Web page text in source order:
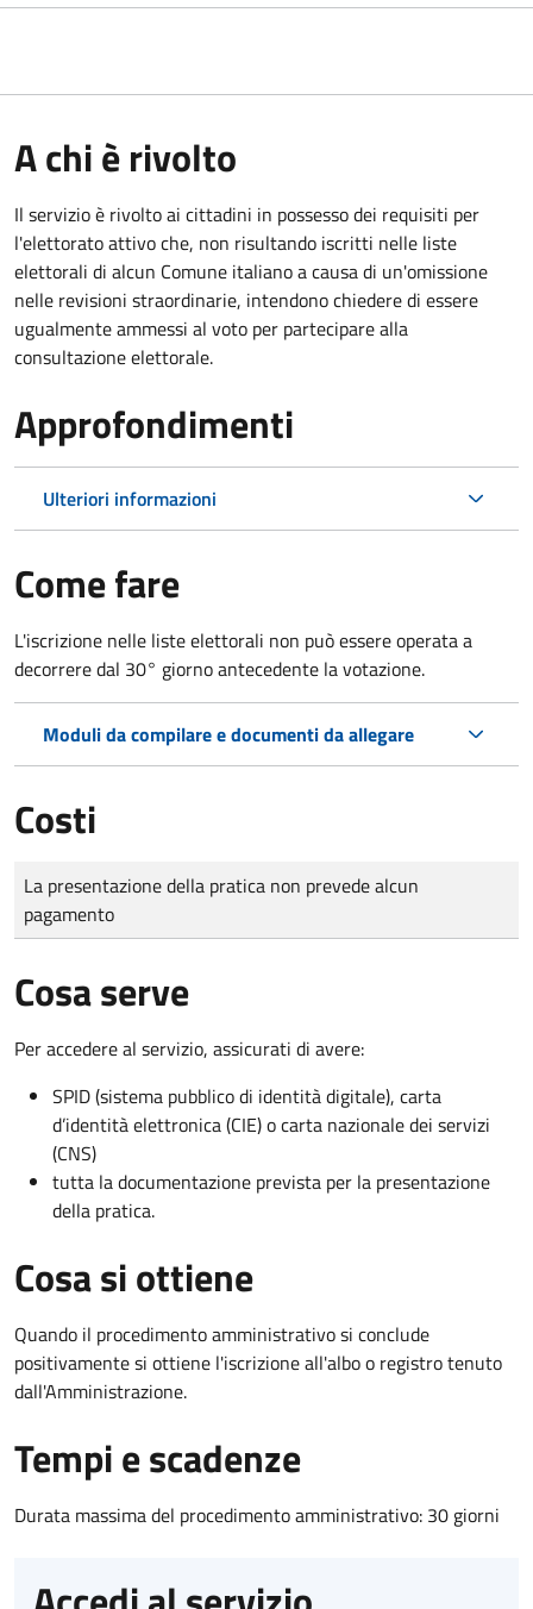
A chi è rivolto
Il servizio è rivolto ai cittadini in possesso dei requisiti per
l'elettorato attivo che, non risultando iscritti nelle liste
elettorali di alcun Comune italiano a causa di un'omissione
nelle revisioni straordinarie, intendono chiedere di essere
ugualmente ammessi al voto per partecipare alla
consultazione elettorale.
Approfondimenti
Ulteriori informazioni
Come fare
L'iscrizione nelle liste elettorali non può essere operata a
decorrere dal 30° giorno antecedente la votazione.
Moduli da compilare e documenti da allegare
Costi
Tipo di pagamento
Importo
La presentazione della pratica non prevede alcun
pagamento
Cosa serve
Per accedere al servizio, assicurati di avere:
SPID (sistema pubblico di identità digitale), carta
d’identità elettronica (CIE) o carta nazionale dei servizi
(CNS)
tutta la documentazione prevista per la presentazione
della pratica.
Cosa si ottiene
Quando il procedimento amministrativo si conclude
positivamente si ottiene l'iscrizione all'albo o registro tenuto
dall'Amministrazione.
Tempi e scadenze
Durata massima del procedimento amministrativo: 30 giorni